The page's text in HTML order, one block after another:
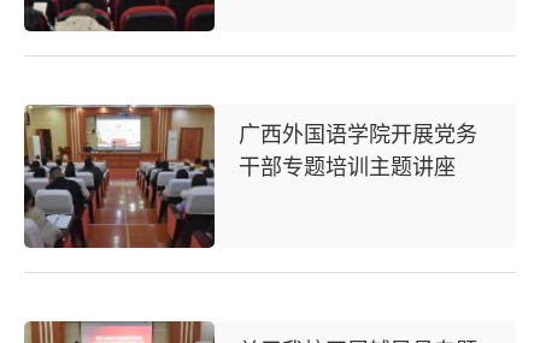
广西外国语学院开展党务
干部专题培训主题讲座